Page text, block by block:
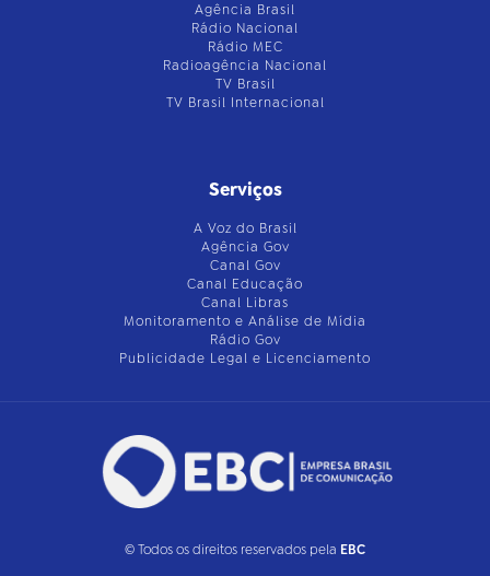
Agência Brasil
Rádio Nacional
Rádio MEC
Radioagência Nacional
TV Brasil
TV Brasil Internacional
Serviços
A Voz do Brasil
Agência Gov
Canal Gov
Canal Educação
Canal Libras
Monitoramento e Análise de Mídia
Rádio Gov
Publicidade Legal e Licenciamento
© Todos os direitos reservados pela EBC